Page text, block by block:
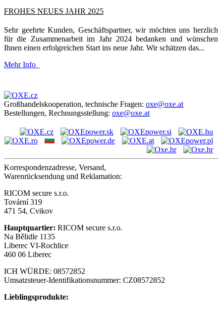
FROHES NEUES JAHR 2025
Sehr geehrte Kunden, Geschäftspartner, wir möchten uns herzlich
für die Zusammenarbeit im Jahr 2024 bedanken und wünschen
Ihnen einen erfolgreichen Start ins neue Jahr. Wir schätzen das...
Mehr Info
Großhandelskooperation, technische Fragen: oxe@oxe.at
Bestellungen, Rechnungsstellung: oxe@oxe.at
Korrespondenzadresse, Versand,
Warenrücksendung und Reklamation:
RICOM secure s.r.o.
Tovární 319
471 54, Cvikov
Hauptquartier: RICOM secure s.r.o.
Na Bělidle 1135
Liberec VI-Rochlice
460 06 Liberec
ICH WÜRDE: 08572852
Umsatzsteuer-Identifikationsnummer: CZ08572852
Lieblingsprodukte: